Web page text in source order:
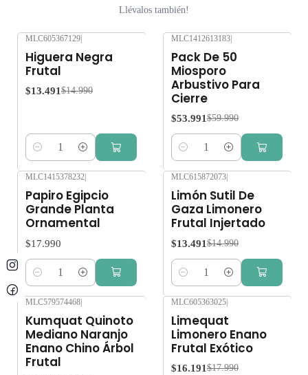
Llévalos también!
MLC605367129|
Higuera Negra
Frutal
$13.491 $14.990
Cantidad
MLC1412613183|
Pack De 50
Miosporo
Arbustivo Para
Cierre
$53.991 $59.990
Cantidad
MLC1415378232
Papiro Egipcio
Grande Planta
Ornamental
$17.990
Cantidad
MLC615872073
Limón Sutil De
Gaza Limonero
Frutal Injertado
$13.491 $14.990
Cantidad
MLC579574468|
Kumquat Quinoto
Mediano Naranjo
Enano Chino Árbol
Frutal
MLC605363025|
Limequat
Limonero Enano
Frutal Exótico
$16.191 $17.990